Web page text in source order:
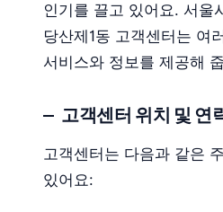
인기를 끌고 있어요. 서울
당산제1동 고객센터는 여
서비스와 정보를 제공해
고객센터 위치 및 연
고객센터는 다음과 같은
있어요: